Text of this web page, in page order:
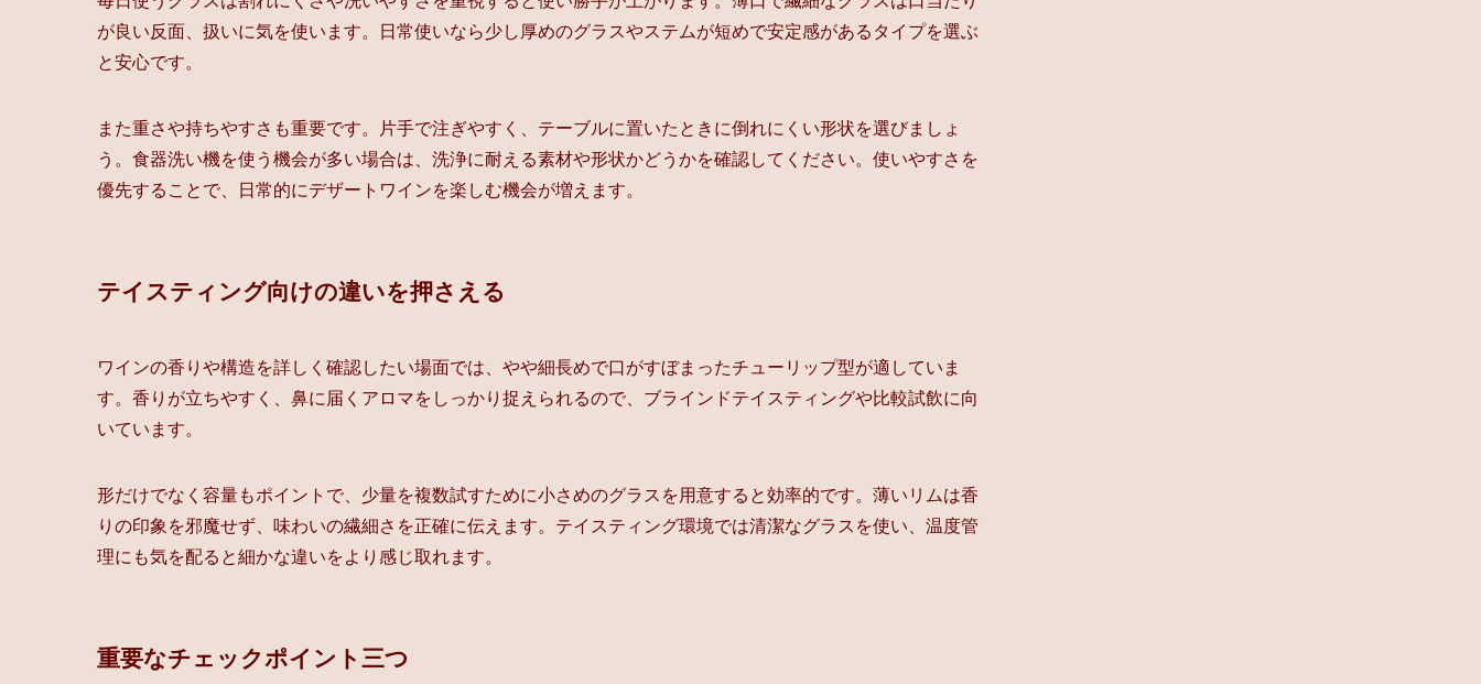
が良い反面、扱いに気を使います。日常使いなら少し厚めのグラスやステムが短めで安定感があるタイプを選ぶ
と安心です。
また重さや持ちやすさも重要です。片手で注ぎやすく、テーブルに置いたときに倒れにくい形状を選びましょ
う。食器洗い機を使う機会が多い場合は、洗浄に耐える素材や形状かどうかを確認してください。使いやすさを
優先することで、日常的にデザートワインを楽しむ機会が増えます。
テイスティング向けの違いを押さえる
ワインの香りや構造を詳しく確認したい場面では、やや細長めで口がすぼまったチューリップ型が適していま
す。香りが立ちやすく、鼻に届くアロマをしっかり捉えられるので、ブラインドテイスティングや比較試飲に向
いています。
形だけでなく容量もポイントで、少量を複数試すために小さめのグラスを用意すると効率的です。薄いリムは香
りの印象を邪魔せず、味わいの繊細さを正確に伝えます。テイスティング環境では清潔なグラスを使い、温度管
理にも気を配ると細かな違いをより感じ取れます。
重要なチェックポイント三つ